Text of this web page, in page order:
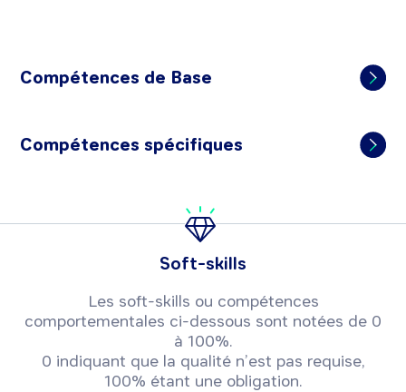
Compétences de Base
Compétences spécifiques
Soft-skills
Les soft-skills ou compétences
comportementales ci-dessous sont notées de 0
à 100%.
0 indiquant que la qualité n’est pas requise,
100% étant une obligation.